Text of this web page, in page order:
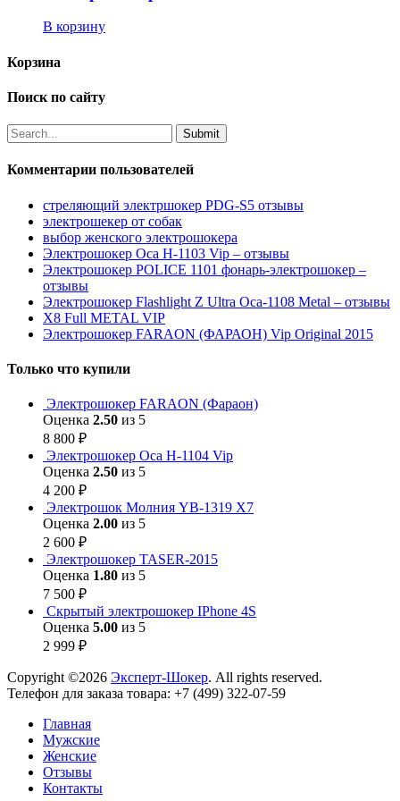
В корзину
Корзина
Поиск по сайту
Комментарии пользователей
стреляющий электршокер PDG-S5 отзывы
электрошекер от собак
выбор женского электрошокера
Электрошокер Оса H-1103 Vip – отзывы
Электрошокер POLICE 1101 фонарь-электрошокер –
отзывы
Электрошокер Flashlight Z Ultra Оса-1108 Metal – отзывы
Х8 Full METAL VIP
Электрошокер FARAON (ФАРАОН) Vip Original 2015
Только что купили
Электрошокер FARAON (Фараон)
Оценка 2.50 из 5
8 800 ₽
Электрошокер Оса H-1104 Vip
Оценка 2.50 из 5
4 200 ₽
Электрошок Молния YB-1319 Х7
Оценка 2.00 из 5
2 600 ₽
Электрошокер TASER-2015
Оценка 1.80 из 5
7 500 ₽
Скрытый электрошокер IPhone 4S
Оценка 5.00 из 5
2 999 ₽
Copyright ©2026 Эксперт-Шокер. All rights reserved.
Телефон для заказа товара: +7 (499) 322-07-59
Главная
Мужские
Женские
Отзывы
Контакты